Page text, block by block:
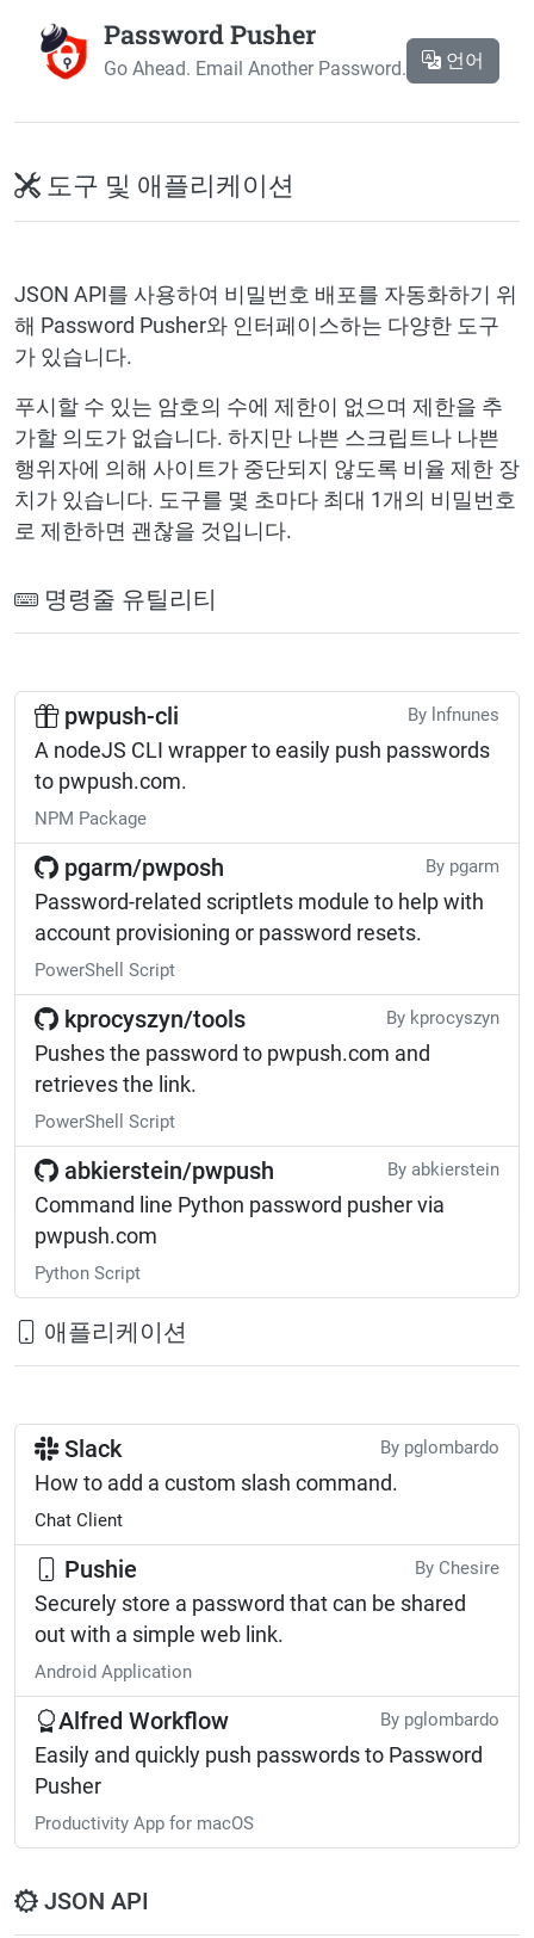
Password Pusher
Go Ahead. Email Another Password. 언어
도구 및 애플리케이션
JSON API를 사용하여 비밀번호 배포를 자동화하기 위
해 Password Pusher와 인터페이스하는 다양한 도구
가 있습니다.
푸시할 수 있는 암호의 수에 제한이 없으며 제한을 추
가할 의도가 없습니다. 하지만 나쁜 스크립트나 나쁜
행위자에 의해 사이트가 중단되지 않도록 비율 제한 장
치가 있습니다. 도구를 몇 초마다 최대 1개의 비밀번호
로 제한하면 괜찮을 것입니다.
명령줄 유틸리티
pwpush-cli By lnfnunes
A nodeJS CLI wrapper to easily push passwords
to pwpush.com.
NPM Package
pgarm/pwposh By pgarm
Password-related scriptlets module to help with
account provisioning or password resets.
PowerShell Script
kprocyszyn/tools By kprocyszyn
Pushes the password to pwpush.com and
retrieves the link.
PowerShell Script
abkierstein/pwpush By abkierstein
Command line Python password pusher via
pwpush.com
Python Script
애플리케이션
Slack By pglombardo
How to add a custom slash command.
Chat Client
Pushie By Chesire
Securely store a password that can be shared
out with a simple web link.
Android Application
Alfred Workflow By pglombardo
Easily and quickly push passwords to Password
Pusher
Productivity App for macOS
JSON API